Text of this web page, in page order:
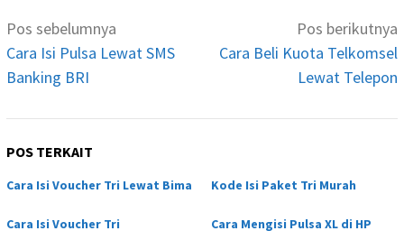
Navigasi
pos
Pos sebelumnya
Cara Isi Pulsa Lewat SMS
Banking BRI
Pos berikutnya
Cara Beli Kuota Telkomsel
Lewat Telepon
POS TERKAIT
Cara Isi Voucher Tri Lewat Bima Kode Isi Paket Tri Murah
Cara Isi Voucher Tri Cara Mengisi Pulsa XL di HP